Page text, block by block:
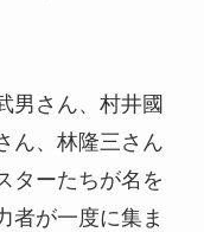
男さん、村井國
ん、林隆三さん
ターたちが名を
者が一度に集ま